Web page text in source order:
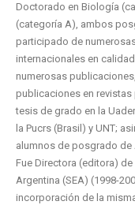
Doctorado en Biología
(categoría A), ambos
participado de
internacionales en
numerosas
publicaciones en
tesis de grado en la
la Pucrs (Brasil) y UNT;
alumnos de posgrado de
Fue Directora (editora)
Argentina (SEA) (1998-
incorporación de la